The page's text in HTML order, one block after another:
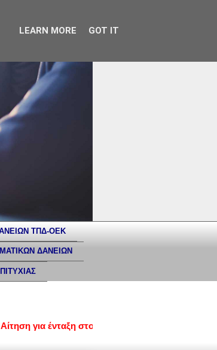
ΤΠΔ-ΟΕΚ
ΔΑΝΕΙΩΝ
στον νέο εξωδικαστικό
LEARN MORE GOT IT